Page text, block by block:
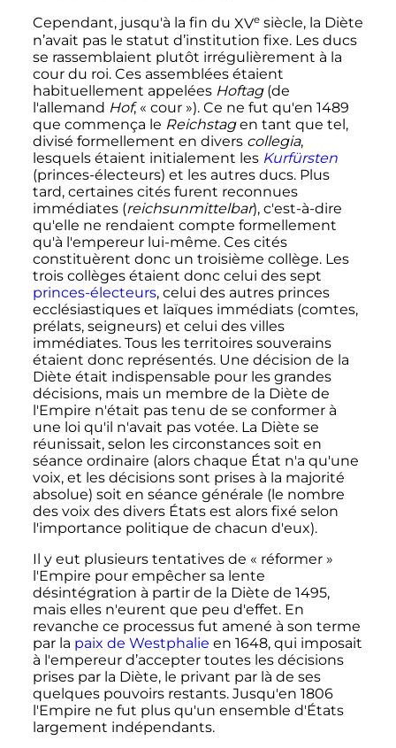
Cependant, jusqu'à la fin du XVe siècle, la Diète
n’avait pas le statut d’institution fixe. Les ducs
se rassemblaient plutôt irrégulièrement à la
cour du roi. Ces assemblées étaient
habituellement appelées Hoftag(de
l'allemand Hof, « cour »). Ce ne fut qu'en 1489
que commença le Reichstagen tant que tel,
divisé formellement en divers collegia,
lesquels étaient initialement les Kurfürsten
(princes-électeurs) et les autres ducs. Plus
tard, certaines cités furent reconnues
immédiates (reichsunmittelbar), c'est-à-dire
qu'elle ne rendaient compte formellement
qu'à l'empereur lui-même. Ces cités
constituèrent donc un troisième collège. Les
trois collèges étaient donc celui des sept
princes-électeurs, celui des autres princes
ecclésiastiques et laïques immédiats (comtes,
prélats, seigneurs) et celui des villes
immédiates. Tous les territoires souverains
étaient donc représentés. Une décision de la
Diète était indispensable pour les grandes
décisions, mais un membre de la Diète de
l'Empire n'était pas tenu de se conformer à
une loi qu'il n'avait pas votée. La Diète se
réunissait, selon les circonstances soit en
séance ordinaire (alors chaque État n'a qu'une
voix, et les décisions sont prises à la majorité
absolue) soit en séance générale (le nombre
des voix des divers États est alors fixé selon
l'importance politique de chacun d'eux).
Il y eut plusieurs tentatives de « réformer »
l'Empire pour empêcher sa lente
désintégration à partir de la Diète de 1495,
mais elles n'eurent que peu d'effet. En
revanche ce processus fut amené à son terme
par la paix de Westphalie en 1648, qui imposait
à l'empereur d’accepter toutes les décisions
prises par la Diète, le privant par là de ses
quelques pouvoirs restants. Jusqu'en 1806
l'Empire ne fut plus qu'un ensemble d'États
largement indépendants.